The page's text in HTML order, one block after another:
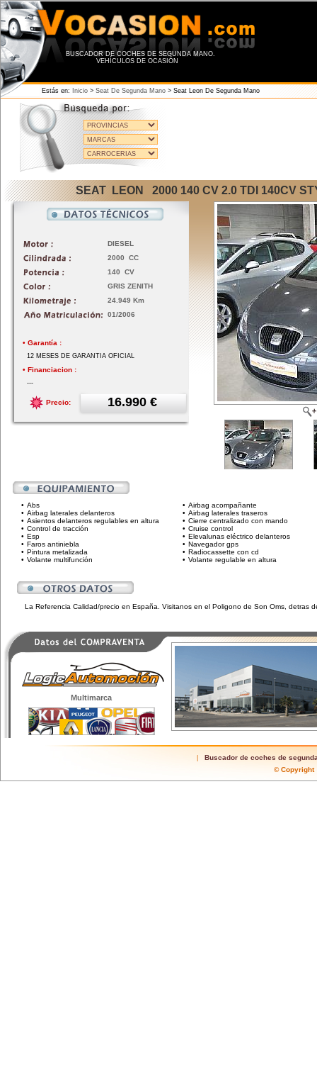
BUSCADOR DE COCHES DE SEGUNDA MANO.
VEHÍCULOS DE OCASIÓN
Estás en: Inicio > Seat De Segunda Mano > Seat Leon De Segunda Mano
SEAT LEON 2000 140 CV 2.0 TDI 140CV
DIESEL
2000 CC
140 CV
GRIS ZENITH
24.949 Km
01/2006
• Garantía :
12 MESES DE GARANTIA OFICIAL
• Financiacion :
---
Precio: 16.990 €
• Abs • Airbag acompañante
• Airbag laterales delanteros • Airbag laterales traseros
• Asientos delanteros regulables en altura • Cierre centralizado con mando
• Control de tracción • Cruise control
• Esp • Elevalunas eléctrico delanteros
• Faros antiniebla • Navegador gps
• Pintura metalizada • Radiocassette con cd
• Volante multifunción • Volante regulable en altura
La Referencia Calidad/precio en España. Visitanos en el Poligono de Son Oms, detras
Multimarca
Buscador de coches de
©